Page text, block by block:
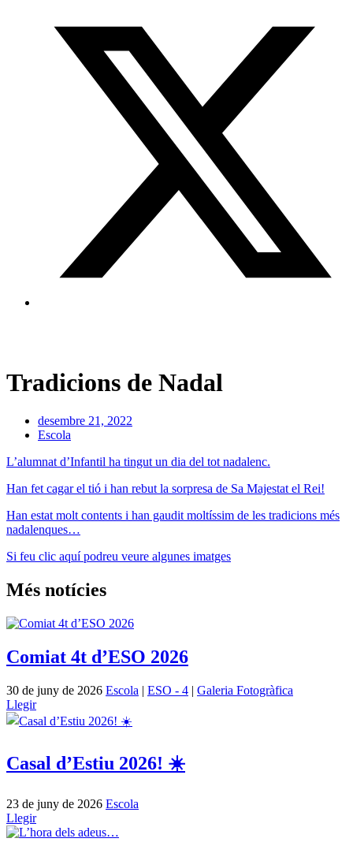
Tradicions de Nadal
desembre 21, 2022
Escola
L’alumnat d’Infantil ha tingut un dia del tot nadalenc.
Han fet cagar el tió i han rebut la sorpresa de Sa Majestat el Rei!
Han estat molt contents i han gaudit moltíssim de les tradicions més
nadalenques…
Si feu clic aquí podreu veure algunes imatges
Més notícies
Comiat 4t d’ESO 2026
30 de juny de 2026 Escola | ESO - 4 | Galeria Fotogràfica
Llegir
Casal d’Estiu 2026! ☀️
23 de juny de 2026 Escola
Llegir